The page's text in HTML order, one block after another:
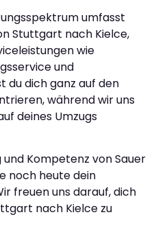
umfasst
Stuttgart nach Kielce,
wie
und
du dich ganz auf den
während wir uns
deines Umzugs
Kompetenz von Sauer
noch heute dein
freuen uns darauf, dich
nach Kielce zu